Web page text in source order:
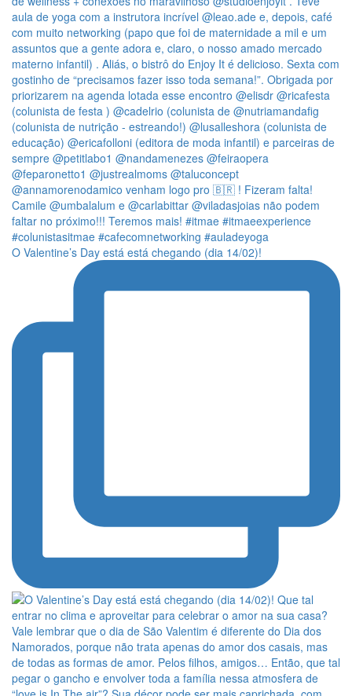
O Valentine’s Day está está chegando (dia 14/02)!